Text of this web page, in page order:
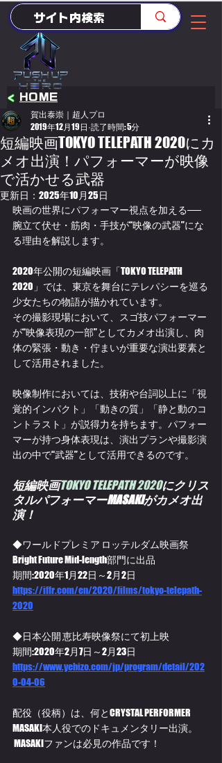
HOME
<
短編映画TOKYO TELEPATH 2020にカ
メオ出演！パフォーマーが映像
で活かせる武器
賀出泰崇｜超人プロ
2019年12月19日 読了時間: 5分
更新日： 2025年10月25日
映画の世界にパフォーマー視点を加える──
腕立て伏せ・筋肉・手技が“映像の武器”にな
る理由を解説します。
2020年公開の短編映画「TOKYO TELEPATH
2020」では、東京を舞台にテレパシーを巡る
少女たちの物語が描かれています。
その撮影現場において、スゴ技パフォーマー
が“映像表現の一部”としてカメオ出演し、肉
体の緊張・動き・佇まいが重要な演出要素と
して活用されました。
映像制作においては、技術や台詞以上に「視
覚的インパクト」「動きの質」「静と動のコ
ントラスト」が説得力を持ちます。パフォー
マーが持つ身体表現は、演出プランや撮影演
出の中で“武器”として活用できるのです。
短編映画TOKYO TELEPATH 2020にクリス
タルパフォーマーMASAKIがカメオ出
演！
◆ワールドプレミア ロッテルダム映画祭
Bright Future Mid-length部門に出品
期間:2020年1月22日～2月2日
https://iffr.com/en/2020/films/tokyo-telepath-
2020
◆日本公開 恵比寿映像祭にて初上映
期間:2020年2月7日～2月23日
https://www.yebizo.com/jp/program/detail/202
0-04-06
配役（役柄）は、何とCRYSTAL PERFORMER
MASAKI本人役でのドキュメンタリー出演。
MASAKIファンは必見の作品です！